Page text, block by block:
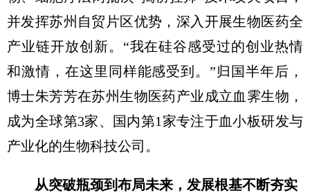
并发挥苏州自贸片区优势，深入开展生物医药全
产业链开放创新。“我在硅谷感受过的创业热情
和激情，在这里同样能感受到。”归国半年后，
博士朱芳芳在苏州生物医药产业成立血霁生物，
成为全球第3家、国内第1家专注于血小板研发与
产业化的生物科技公司。
从突破瓶颈到布局未来，发展根基不断夯实